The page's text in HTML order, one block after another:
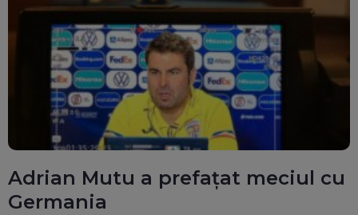
Adrian Mutu a prefațat meciul cu
Germania